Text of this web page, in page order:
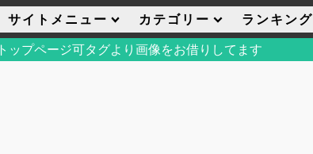
サイトメニュー カテゴリー ランキング
トップページ可タグより画像をお借りしてます